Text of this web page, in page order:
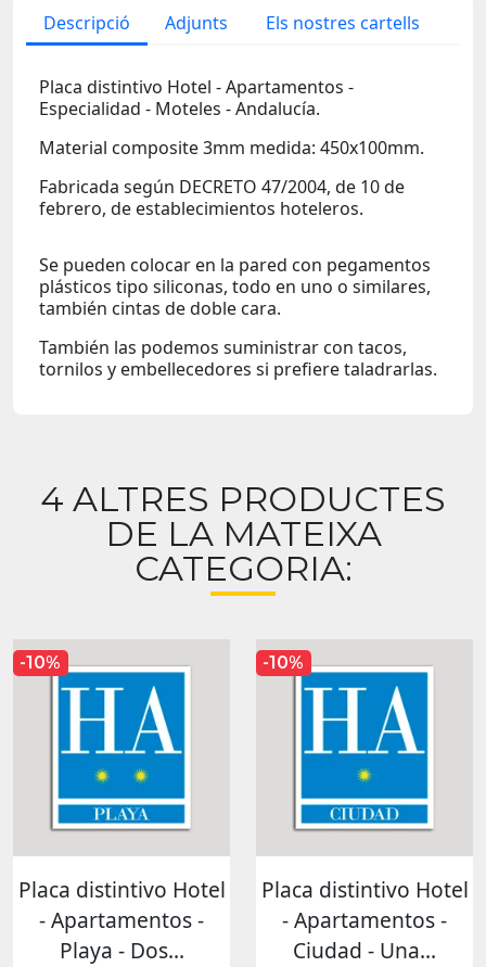
Descripció Adjunts Els nostres cartells
Placa distintivo Hotel - Apartamentos -
Especialidad - Moteles - Andalucía.
Material composite 3mm medida: 450x100mm.
Fabricada según DECRETO 47/2004, de 10 de
febrero, de establecimientos hoteleros.
Se pueden colocar en la pared con pegamentos
plásticos tipo siliconas, todo en uno o similares,
también cintas de doble cara.
También las podemos suministrar con tacos,
tornilos y embellecedores si prefiere taladrarlas.
4 ALTRES PRODUCTES
DE LA MATEIXA
CATEGORIA:
Placa distintivo Hotel
- Apartamentos -
Playa - Dos...
-10%
Placa distintivo Hotel
- Apartamentos -
Ciudad - Una...
-10%